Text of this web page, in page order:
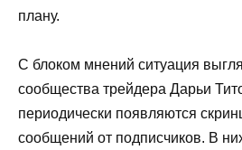
плану.
С блоком мнений ситуация
сообщества трейдера Дарьи
периодически появляются
сообщений от подписчиков. В